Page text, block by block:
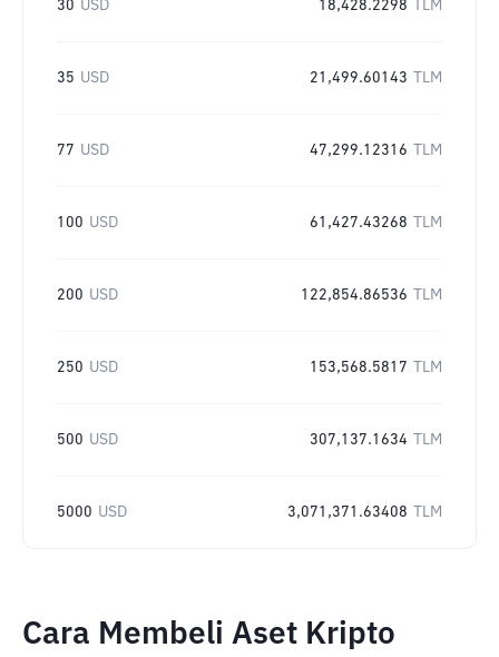
30 USD 18,428.2298 TLM
35 USD 21,499.60143 TLM
77 USD 47,299.12316 TLM
100 USD 61,427.43268 TLM
200 USD 122,854.86536 TLM
250 USD 153,568.5817 TLM
500 USD 307,137.1634 TLM
5000 USD 3,071,371.63408 TLM
Cara Membeli Aset Kripto